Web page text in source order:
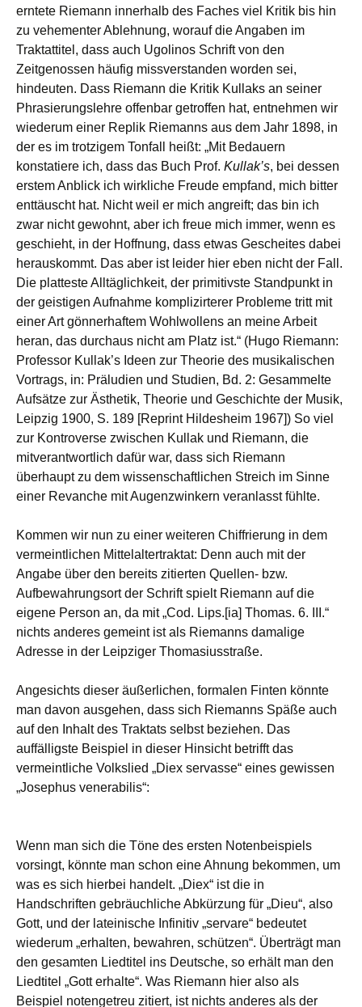
erntete Riemann innerhalb des Faches viel Kritik bis hin
zu vehementer Ablehnung, worauf die Angaben im
Traktattitel, dass auch Ugolinos Schrift von den
Zeitgenossen häufig missverstanden worden sei,
hindeuten. Dass Riemann die Kritik Kullaks an seiner
Phrasierungslehre offenbar getroffen hat, entnehmen wir
wiederum einer Replik Riemanns aus dem Jahr 1898, in
der es im trotzigem Tonfall heißt: „Mit Bedauern
konstatiere ich, dass das Buch Prof. Kullak’s, bei dessen
erstem Anblick ich wirkliche Freude empfand, mich bitter
enttäuscht hat. Nicht weil er mich angreift; das bin ich
zwar nicht gewohnt, aber ich freue mich immer, wenn es
geschieht, in der Hoffnung, dass etwas Gescheites dabei
herauskommt. Das aber ist leider hier eben nicht der Fall.
Die platteste Alltäglichkeit, der primitivste Standpunkt in
der geistigen Aufnahme komplizirterer Probleme tritt mit
einer Art gönnerhaftem Wohlwollens an meine Arbeit
heran, das durchaus nicht am Platz ist.“ (Hugo Riemann:
Professor Kullak’s Ideen zur Theorie des musikalischen
Vortrags, in: Präludien und Studien, Bd. 2: Gesammelte
Aufsätze zur Ästhetik, Theorie und Geschichte der Musik,
Leipzig 1900, S. 189 [Reprint Hildesheim 1967]) So viel
zur Kontroverse zwischen Kullak und Riemann, die
mitverantwortlich dafür war, dass sich Riemann
überhaupt zu dem wissenschaftlichen Streich im Sinne
einer Revanche mit Augenzwinkern veranlasst fühlte.
Kommen wir nun zu einer weiteren Chiffrierung in dem
vermeintlichen Mittelaltertraktat: Denn auch mit der
Angabe über den bereits zitierten Quellen- bzw.
Aufbewahrungsort der Schrift spielt Riemann auf die
eigene Person an, da mit „Cod. Lips.[ia] Thomas. 6. III.“
nichts anderes gemeint ist als Riemanns damalige
Adresse in der Leipziger Thomasiusstraße.
Angesichts dieser äußerlichen, formalen Finten könnte
man davon ausgehen, dass sich Riemanns Späße auch
auf den Inhalt des Traktats selbst beziehen. Das
auffälligste Beispiel in dieser Hinsicht betrifft das
vermeintliche Volkslied „Diex servasse“ eines gewissen
„Josephus venerabilis“:
Wenn man sich die Töne des ersten Notenbeispiels
vorsingt, könnte man schon eine Ahnung bekommen, um
was es sich hierbei handelt. „Diex“ ist die in
Handschriften gebräuchliche Abkürzung für „Dieu“, also
Gott, und der lateinische Infinitiv „servare“ bedeutet
wiederum „erhalten, bewahren, schützen“. Überträgt man
den gesamten Liedtitel ins Deutsche, so erhält man den
Liedtitel „Gott erhalte“. Was Riemann hier also als
Beispiel notengetreu zitiert, ist nichts anderes als der